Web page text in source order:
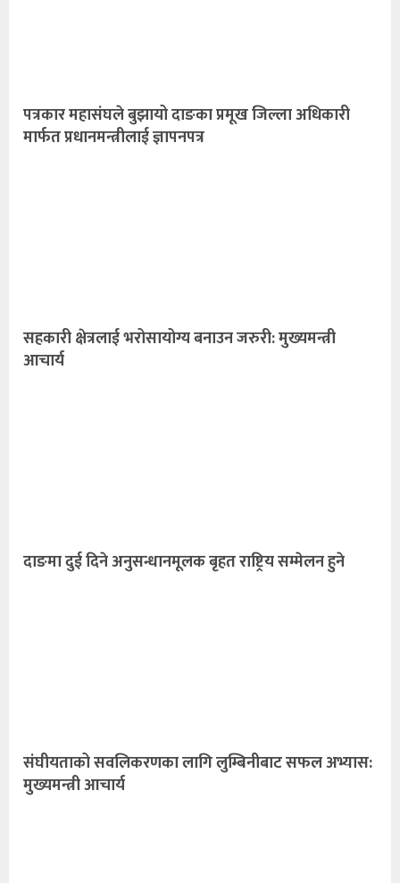
पत्रकार महासंघले बुझायो दाङका प्रमूख जिल्ला अधिकारी
मार्फत प्रधानमन्त्रीलाई ज्ञापनपत्र
सहकारी क्षेत्रलाई भरोसायोग्य बनाउन जरुरी: मुख्यमन्त्री
आचार्य
दाङमा दुई दिने अनुसन्धानमूलक बृहत राष्ट्रिय सम्मेलन हुने
संघीयताको सवलिकरणका लागि लुम्बिनीबाट सफल अभ्यास:
मुख्यमन्त्री आचार्य